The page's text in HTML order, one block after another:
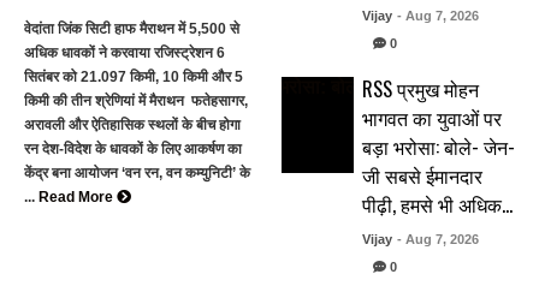
वेदांता जिंक सिटी हाफ मैराथन में 5,500 से
अधिक धावकों ने करवाया रजिस्ट्रेशन 6
सितंबर को 21.097 किमी, 10 किमी और 5
किमी की तीन श्रेणियां में मैराथन फतेहसागर,
अरावली और ऐतिहासिक स्थलों के बीच होगा
रन देश-विदेश के धावकों के लिए आकर्षण का
केंद्र बना आयोजन ‘वन रन, वन कम्युनिटी’ के
... Read More
Vijay - Aug 7, 2026
0
RSS प्रमुख मोहन
भागवत का युवाओं पर
बड़ा भरोसा: बोले- जेन-
जी सबसे ईमानदार
पीढ़ी, हमसे भी अधिक…
Vijay - Aug 7, 2026
0